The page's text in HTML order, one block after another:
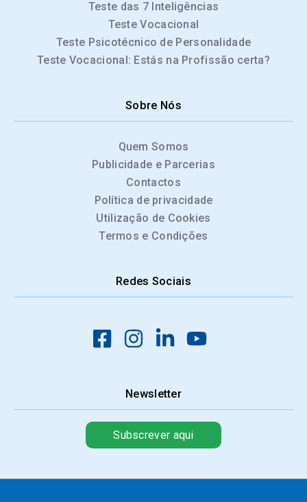
Teste das 7 Inteligências
Teste Vocacional
Teste Psicotécnico de Personalidade
Teste Vocacional: Estás na Profissão certa?
Sobre Nós
Quem Somos
Publicidade e Parcerias
Contactos
Política de privacidade
Utilização de Cookies
Termos e Condições
Redes Sociais
Newsletter
Subscrever aqui